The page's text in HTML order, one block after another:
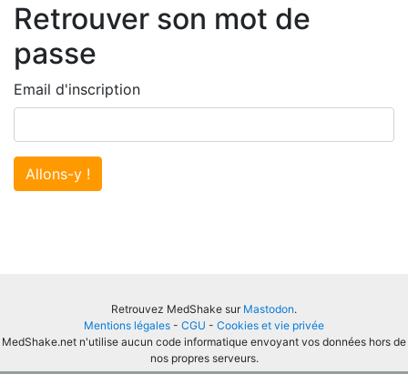
Retrouver son mot de
passe
Email d'inscription
Allons-y !
Retrouvez MedShake sur Mastodon.
Mentions légales - CGU - Cookies et vie privée
MedShake.net n'utilise aucun code informatique envoyant vos données hors de
nos propres serveurs.